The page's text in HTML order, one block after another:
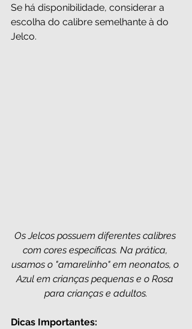
Se há disponibilidade, considerar a
escolha do calibre semelhante à do
Jelco.
Os Jelcos possuem diferentes calibres
com cores específicas. Na prática,
usamos o "amarelinho" em neonatos, o
Azul em crianças pequenas e o Rosa
para crianças e adultos.
Dicas Importantes: